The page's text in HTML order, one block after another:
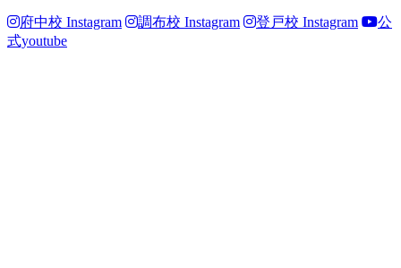
府中校 Instagram 調布校 Instagram 登戸校 Instagram
公
式youtube